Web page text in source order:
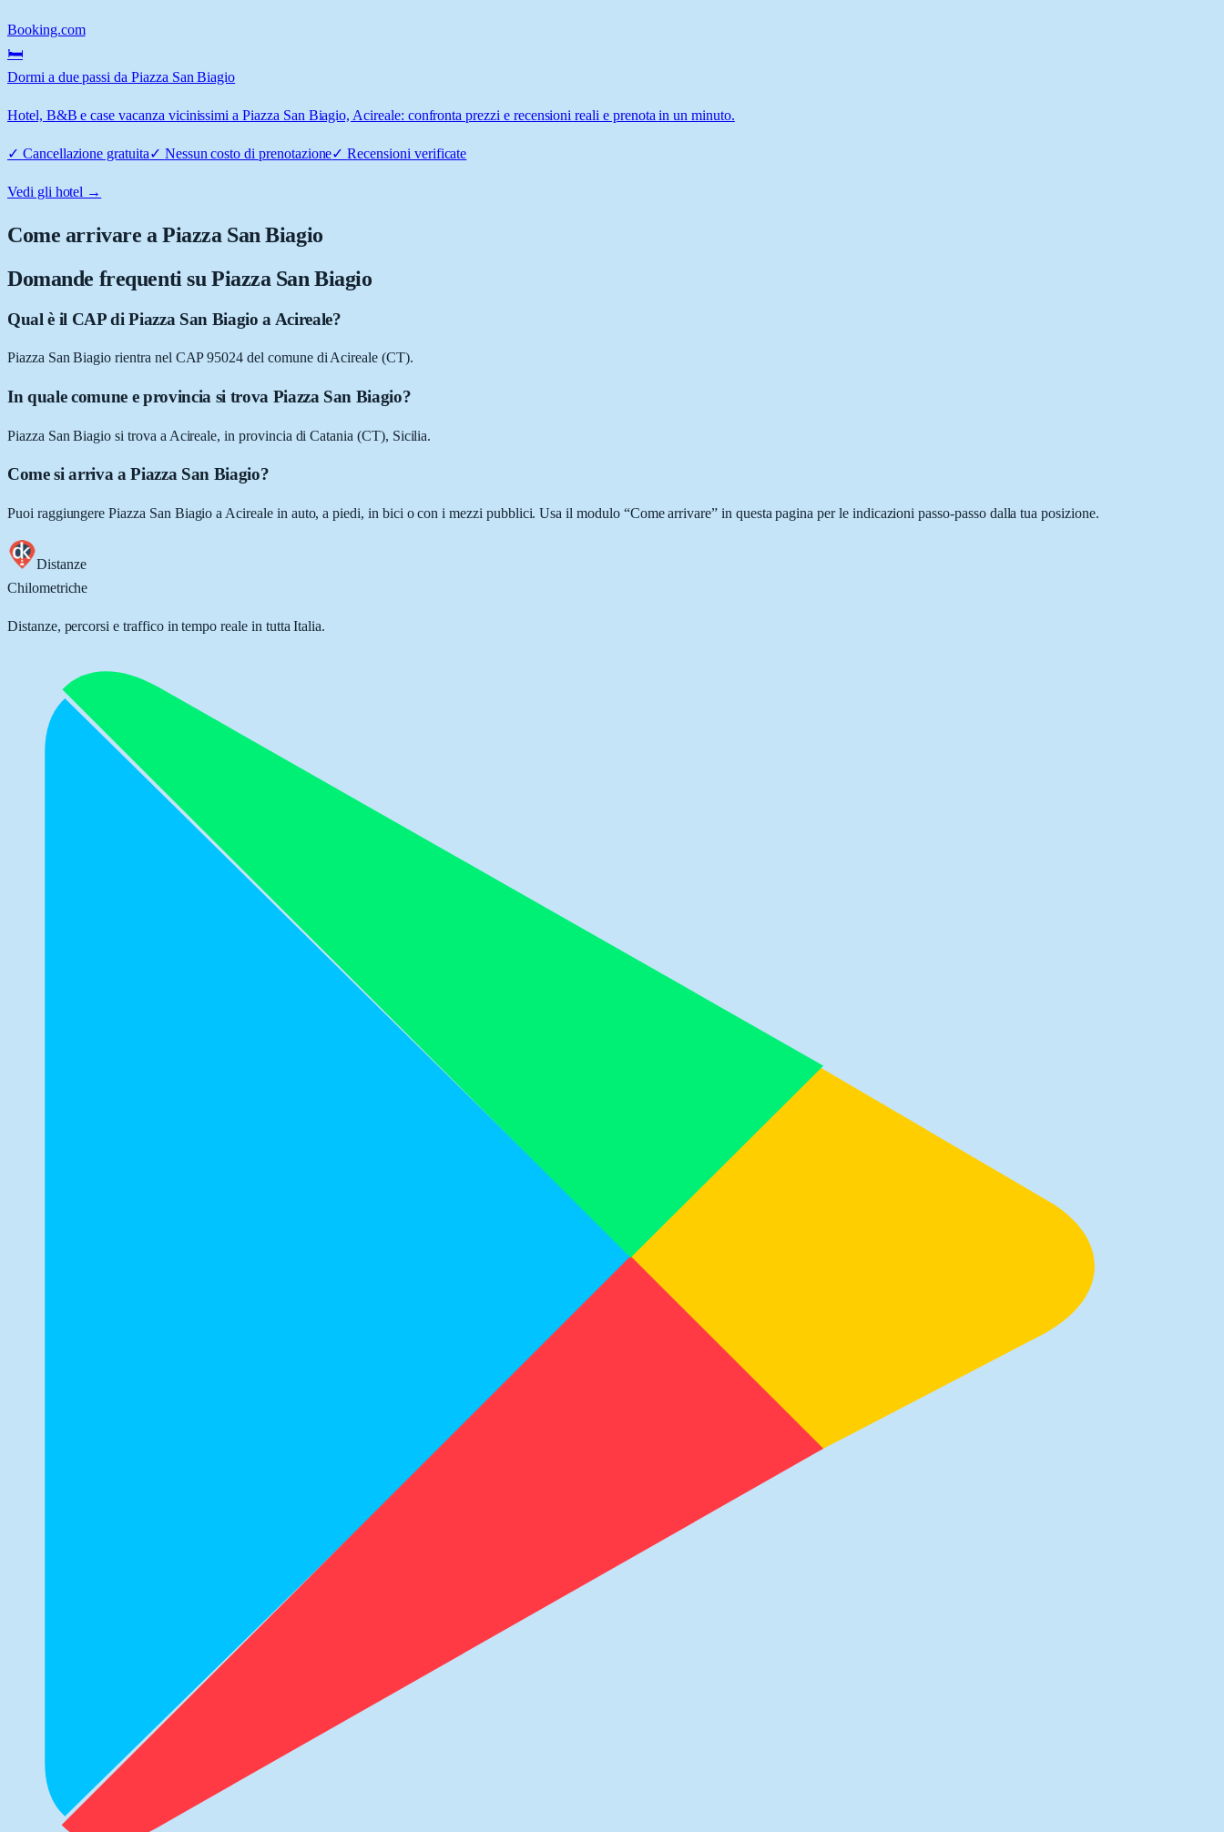
Booking.com
🛏️
Dormi a due passi da Piazza San Biagio
Hotel, B&B e case vacanza vicinissimi a Piazza San Biagio, Acireale: confronta prezzi e recensioni reali e prenota in un minuto.
✓ Cancellazione gratuita✓ Nessun costo di prenotazione✓Recensioni verificate
Vedi gli hotel →
Come arrivare aPiazza San Biagio
Domande frequenti su Piazza San Biagio
Qual è il CAP di Piazza San Biagio a Acireale?
Piazza San Biagio rientra nel CAP 95024 del comune di Acireale (CT).
In quale comune e provincia si trova Piazza San Biagio?
Piazza San Biagio si trova a Acireale, in provincia di Catania (CT), Sicilia.
Come si arriva a Piazza San Biagio?
Puoi raggiungere Piazza San Biagio a Acireale in auto, a piedi, in bici o con i mezzi pubblici. Usa il modulo “Come arrivare” in questa pagina per le indicazioni passo-passo dalla tua posizione.
Distanze
Chilometriche
Distanze, percorsi e traffico in tempo reale in tutta Italia.